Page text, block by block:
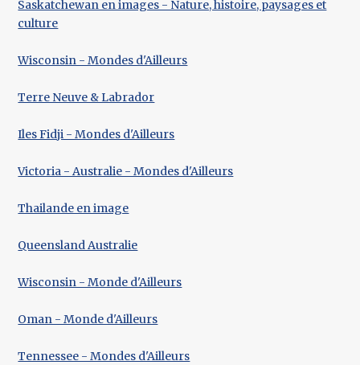
Saskatchewan en images - Nature, histoire, paysages et
culture
Wisconsin - Mondes d'Ailleurs
Terre Neuve & Labrador
Iles Fidji - Mondes d'Ailleurs
Victoria - Australie - Mondes d'Ailleurs
Thailande en image
Queensland Australie
Wisconsin - Monde d'Ailleurs
Oman - Monde d'Ailleurs
Tennessee - Mondes d'Ailleurs